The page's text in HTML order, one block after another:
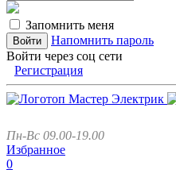
Запомнить меня
Напомнить пароль
Войти через соц сети
Регистрация
Пн-Вс 09.00-19.00
Избранное
0